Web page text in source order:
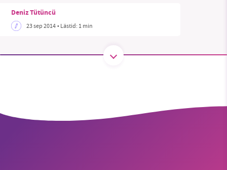
Facebook
Deniz Tütüncü
23 sep 2014• Lästid: 1 min
SMB kämpar för en hållbar framtid. Sedan